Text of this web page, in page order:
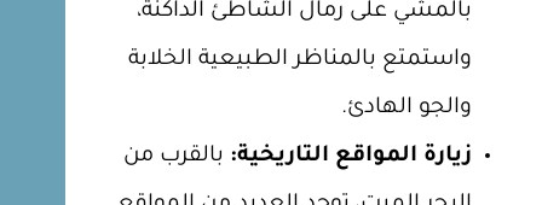
بالمشي على رمال الشاطئ الداكنة،
واستمتع بالمناظر الطبيعية الخلابة
والجو الهادئ.
زيارة المواقع التاريخية: بالقرب من